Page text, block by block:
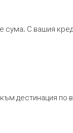
сума. С вашия
дестинация по